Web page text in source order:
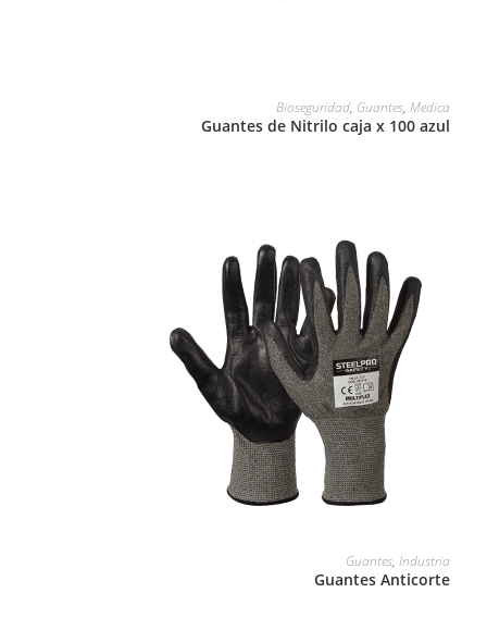
LEER MÁSBioseguridad, Guantes,Medica
Guantes de Nitrilo caja x 100 azul
Guantes,Industria
Guantes Anticorte